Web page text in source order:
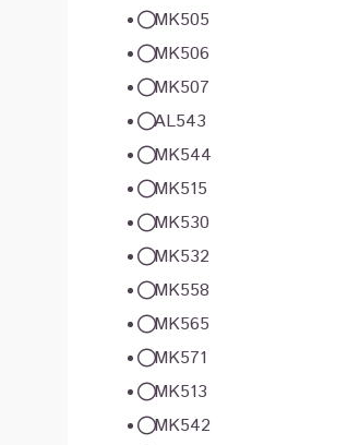
MK505
MK506
MK507
AL543
MK544
MK515
MK530
MK532
MK558
MK565
MK571
MK513
MK542